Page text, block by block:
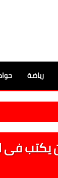
رياضة
رئيس
يكتب فى